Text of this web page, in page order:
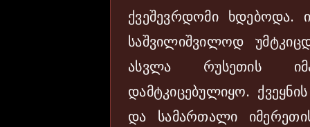
ქვეშევრდომი
საშვილიშვილოდ
ასვლა რუსეთის
დამტკიცებულიყო.
და სამართალი